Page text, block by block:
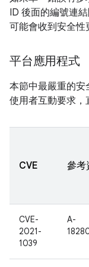
ID 後面的編號連
可能會收到安全性
平台應用程式
本節中最嚴重的安
使用者互動要求，
CVE 參考
CVE-
2021-
1039
A-